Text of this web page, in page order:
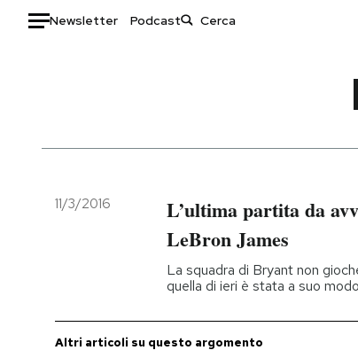
Newsletter Podcast
Italia
Politica
Moda
Storie/Idee
Ok Boomer!
Media
11/3/2016
L’ultima partita da
LeBron James
La squadra di Bryant non
quella di ieri è stata a suo
Altri articoli su questo argomento